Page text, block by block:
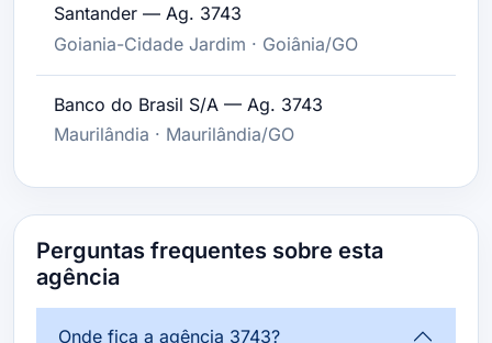
Santander — Ag. 3743
Goiania-Cidade Jardim · Goiânia/GO
Banco do Brasil S/A — Ag. 3743
Maurilândia · Maurilândia/GO
Perguntas frequentes sobre esta
agência
Onde fica a agência 3743?